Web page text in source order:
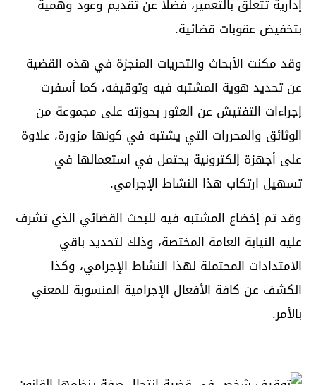
إدارية تتعلق بالتعمير، فضلا عن تقديم وعود وهمية
بتخفيض عقوبات قضائية.
وقد مكنت الأبحاث والتحريات المنجزة في هذه القضية
عن تحديد هوية المشتبه فيه وتوقيفه، كما أسفرت
إجراءات التفتيش عن العثور بحوزته على مجموعة من
الوثائق والمحررات التي يشتبه في كونها مزورة، علاوة
على أجهزة إلكترونية يحتمل في استعمالها في
تسهيل ارتكاب هذا النشاط الإجرامي.
وقد تم إخضاع المشتبه فيه للبحث القضائي الذي تشرف
عليه النيابة العامة المختصة، وذلك لتحديد باقي
الامتدادات المحتملة لهذا النشاط الإجرامي، وكذا
الكشف عن كافة الأفعال الإجرامية المنسوبة للمعني
بالأمر.